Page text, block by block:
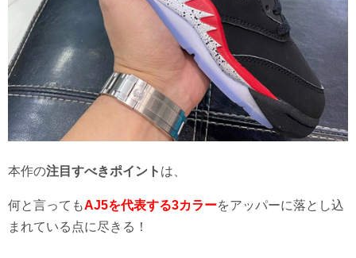
本作の注目すべきポイント は、
何と言ってもAJ5を代表する3カラーをアッパーに落とし込
まれている点に尽きる！